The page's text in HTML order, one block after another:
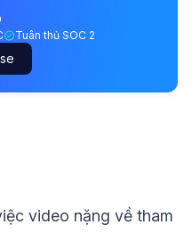
Tuân thủ SOC 2
video nặng về tham